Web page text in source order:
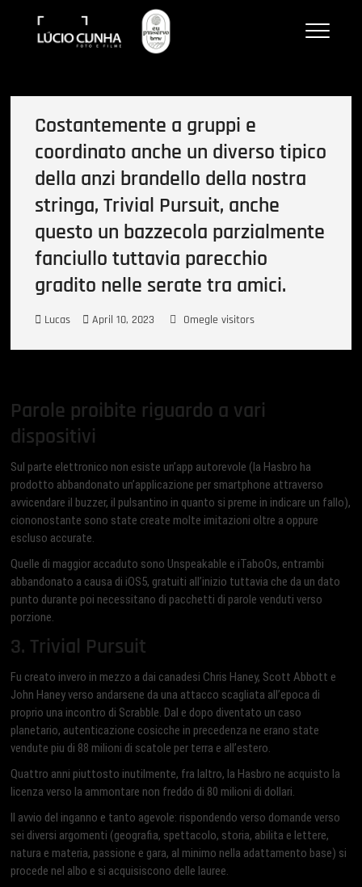
content
Costantemente a gruppi e
coordinato anche un diverso tipico
della anzi brandello della nostra
stringa, Trivial Pursuit, anche
questo un bazzecola parzialmente
fanciullo tuttavia parecchio
gradito nelle serate tra amici.
Lucas April 10, 2023 Omegle visitors
Parole proibite riguardo a vari
dispositivi
Sul parte elettronico non esiste un’app autorevole (la Hasbro ha
prodotto abbandonato un’applicazione per smartphone attraverso
avvicendare il buzzer, il pulsantino in quanto si preme in indicare un fallo),
ciononostante sono state create molte imitazioni oltre a oppure
escluso accurate.
Quelle di maggior accaduto sono Unspeakable e iTaboOs, entrambi
abbandonato a causa di iOS5, gratuiti all’inizio tuttavia che da un dato
punto durante poi necessitano di pacchetti di parole venduti verso
porzione.
3. Trivial Pursuit
Fu creato invero in mezzo a dai canadesi Chris Haney, Scott Abbott e
John Haney verso andarsene da una attacco scagliata all’epoca di
proprio una incontro di Scrabble. Dal e dopo diventato un caso
planetario, autenticazione cosicche in precedenza ne erano state
vendute piu di 88 milioni di scatole per terra e all’estero.
Quattro anni piuttosto inutilmente, fra laltro, la Hasbro ne acquisto la
licenza verso la ammontare non freddo di 80 milioni di dollari.
Il avvio del inganno e tanto agevole: rispondendo verso domande verso
sei diversi argomenti (geografia, spettacolo, storia, abilita e lettere,
natura e materia, passione e gara, al minimo nella adattamento base) si
procede nel albo e si acquisiscono delle lauree.